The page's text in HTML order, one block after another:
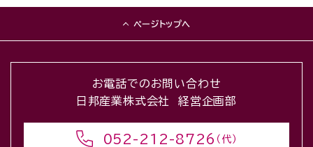
ページトップへ
お電話でのお問い合わせ
日邦産業株式会社 経営企画部
052-212-8726 （代）